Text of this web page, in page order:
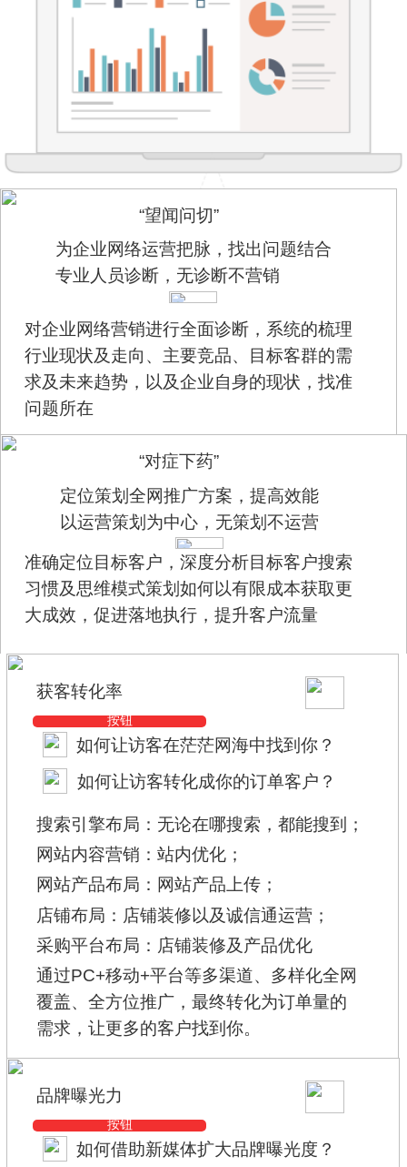
对企业网络营销进行全面诊断，系统的梳理
行业现状及走向、主要竞品、目标客群的需
求及未来趋势，以及企业自身的现状，找准
问题所在
为企业网络运营把脉，找出问题结合
专业人员诊断，无诊断不营销
“望闻问切”
准确定位目标客户，深度分析目标客户搜索
习惯及思维模式策划如何以有限成本获取更
大成效，促进落地执行，提升客户流量
定位策划全网推广方案，提高效能
以运营策划为中心，无策划不运营
“对症下药”
通过PC+移动+平台等多渠道、多样化全网
覆盖、全方位推广，最终转化为订单量的
需求，让更多的客户找到你。
采购平台布局：店铺装修及产品优化
店铺布局：店铺装修以及诚信通运营；
网站产品布局：网站产品上传；
网站内容营销：站内优化；
搜索引擎布局：无论在哪搜索，都能搜到；
如何让访客转化成你的订单客户？
如何让访客在茫茫网海中找到你？
按钮
获客转化率
如何借助新媒体扩大品牌曝光度？
按钮
品牌曝光力